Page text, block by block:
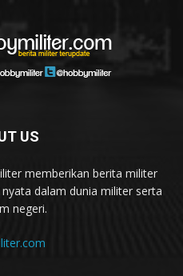
US
memberikan berita militer
dalam dunia militer serta
negeri.